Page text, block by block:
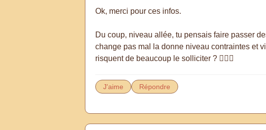
Ok, merci pour ces infos.
Du coup, niveau allée, tu pensais faire passer
change pas mal la donne niveau contraintes et
risquent de beaucoup le solliciter ? 🐕‍🦺👶
J'aime Répondre